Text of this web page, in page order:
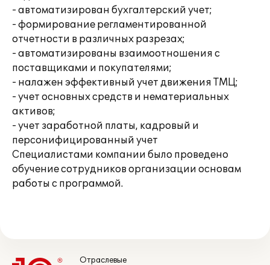
- автоматизирован бухгалтерский учет;
- формирование регламентированной
отчетности в различных разрезах;
- автоматизированы взаимоотношения с
поставщиками и покупателями;
- налажен эффективный учет движения ТМЦ;
- учет основных средств и нематериальных
активов;
- учет заработной платы, кадровый и
персонифицированный учет
Специалистами компании было проведено
обучение сотрудников организации основам
работы с программой.
Отраслевые